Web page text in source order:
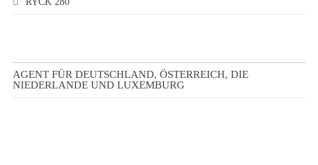
AGENT FÜR DEUTSCHLAND, ÖSTERREICH, DIE
NIEDERLANDE UND LUXEMBURG